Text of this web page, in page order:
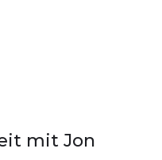
mit Jon